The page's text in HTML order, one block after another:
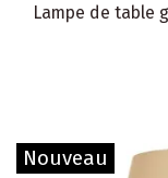
Lampe de table
Nouveau